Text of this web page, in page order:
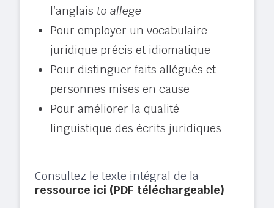
l’anglaisto allege
Pour employer un vocabulaire
juridique précis et idiomatique
Pour distinguer faits allégués et
personnes mises en cause
Pour améliorer la qualité
linguistique des écrits juridiques
Consultez le texte intégral de la
ressource ici (PDF téléchargeable)